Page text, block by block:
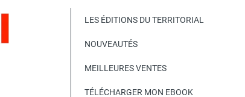
LES ÉDITIONS DU TERRITORIAL
NOUVEAUTÉS
MEILLEURES VENTES
TÉLÉCHARGER MON EBOOK